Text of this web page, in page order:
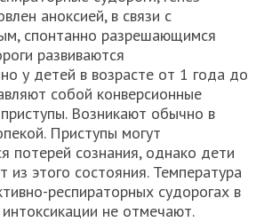
аноксией, в связи с
спонтанно разрешающимся
развиваются
у детей в возрасте от 1 года до
собой конверсионные
Возникают обычно в
Приступы могут
потерей сознания, однако дети
из этого состояния. Температура
респираторных судорогах в
не отмечают.